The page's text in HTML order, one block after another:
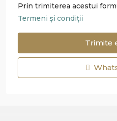
Prin trimiterea acestui
Termeni și condiții
Trimite